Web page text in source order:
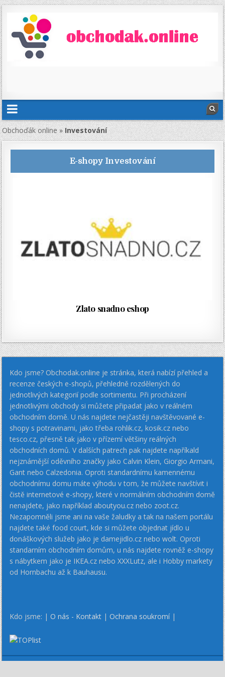
Obchoďák online»Investování
E-shopy Investování
Zlato snadno eshop
Kdo jsme? Obchodak.online je stránka, která nabízí přehled a
recenze českých e-shopů, přehledně rozdělených do
jednotlivých kategorií podle sortimentu. Při procházení
jednotlivými obchody si můžete připadat jako v reálném
obchodním domě. U nás najdete nejčastěji navštěvované e-
shopy s potravinami, jako třeba rohlik.cz, kosik.cz nebo
tesco.cz, přesně tak jako v přízemí většiny reálných
obchodních domů. V dalších patrech pak najdete napříkald
nejznámější oděvního značky jako Calvin Klein, Giorgio Armani,
Gant nebo Calzedonia. Oproti standardnímu kamennému
obchodnímu domu máte výhodu v tom, že můžete navštívit i
čistě internetové e-shopy, které v normálním obchodním domě
nenajdete, jako například aboutyou.cz nebo zoot.cz.
Nezapomněli jsme ani na vaše žaludky a tak na našem portálu
najdete také food court, kde si můžete objednat jídlo u
donáškových služeb jako je damejidlo.cz nebo wolt. Oproti
standarním obchodním domům, u nás najdete rovněž e-shopy
s nábytkem jako je IKEA.cz nebo XXXLutz, ale i Hobby markety
od Hornbachu až k Bauhausu.
Kdo jsme: |O nás - Kontakt |Ochrana soukromí|